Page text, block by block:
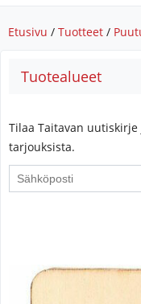
Etusivu / Tuotteet /
Tuotealueet
Tilaa Taitavan
tarjouksista.